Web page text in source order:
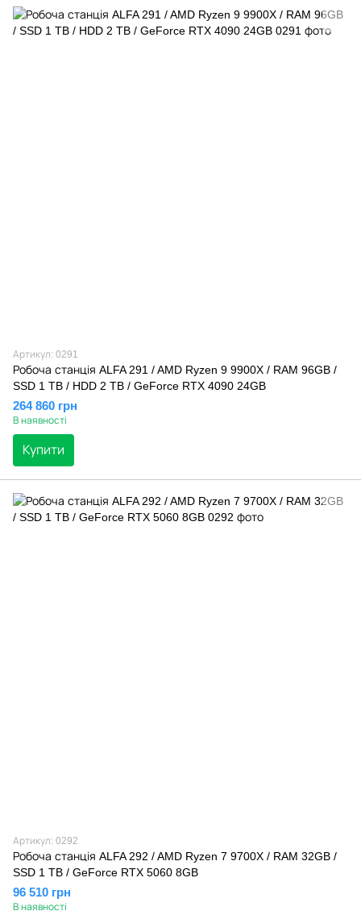
Артикул: 0291
Робоча станція ALFA 291 / AMD Ryzen 9 9900X / RAM 96GB /
SSD 1 TB / HDD 2 TB / GeForce RTX 4090 24GB
264 860 грн
В наявності
Купити
Артикул: 0292
Робоча станція ALFA 292 / AMD Ryzen 7 9700X / RAM 32GB /
SSD 1 TB / GeForce RTX 5060 8GB
96 510 грн
В наявності